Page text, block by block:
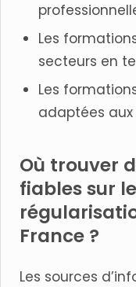
Les
secteurs en
Les
adaptées
Où trouver
fiables sur
France ?
Les sources